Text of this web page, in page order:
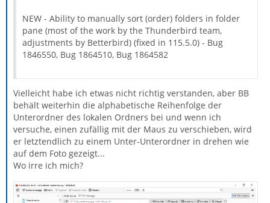
NEW - Ability to manually sort (order) folders in folder
pane (most of the work by the Thunderbird team,
adjustments by Betterbird) (fixed in 115.5.0) - Bug
1846550, Bug 1864510, Bug 1864582
Vielleicht habe ich etwas nicht richtig verstanden, aber BB
behält weiterhin die alphabetische Reihenfolge der
Unterordner des lokalen Ordners bei und wenn ich
versuche, einen zufällig mit der Maus zu verschieben, wird
er letztendlich zu einem Unter-Unterordner in drehen wie
auf dem Foto gezeigt...
Wo irre ich mich?